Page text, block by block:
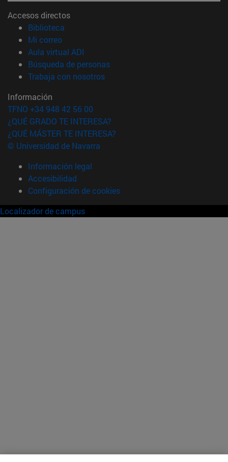
Accesos directos
Biblioteca
Mi correo(abre en nueva ventana)
Aula virtual ADI
Búsqueda de personas(abre en nueva ventana)
Trabaja con nosotros(abre en nueva ventana)
Información
TFNO +34 948 42 56 00
¿QUÉ GRADO TE INTERESA?
¿QUÉ MÁSTER TE INTERESA?
© Universidad de Navarra
Información legal
Accesibilidad
Configuración de cookies
Localizador de campus